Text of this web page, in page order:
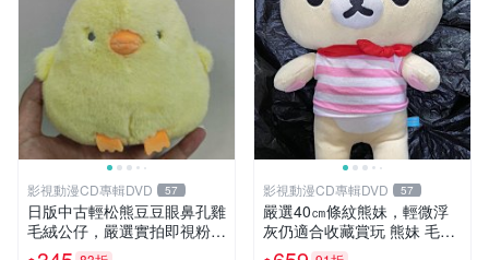
影視動漫CD專輯DVD 57
日版中古輕松熊豆豆眼鼻孔雞
毛絨公仔，嚴選實拍即視粉絲
必買 公仔紙箱氣泡膜精心包
影視動漫CD專輯DVD 57
嚴選40㎝條紋熊妹，輕微浮
灰仍適合收藏賞玩 熊妹 毛絨
玩具 浮雕熊